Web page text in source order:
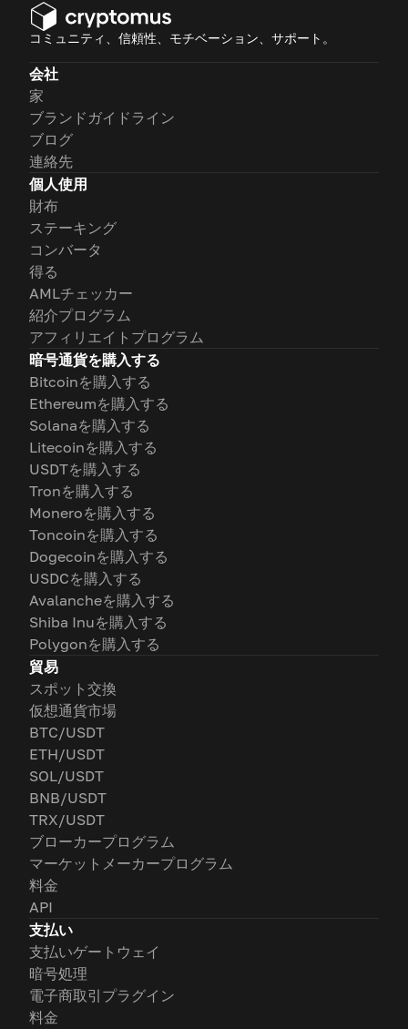
コミュニティ、信頼性、モチベーション、サポート。
会社
家
ブランドガイドライン
ブログ
連絡先
個人使用
財布
ステーキング
コンバータ
得る
AMLチェッカー
紹介プログラム
アフィリエイトプログラム
暗号通貨を購入する
Bitcoinを購入する
Ethereumを購入する
Solanaを購入する
Litecoinを購入する
USDTを購入する
Tronを購入する
Moneroを購入する
Toncoinを購入する
Dogecoinを購入する
USDCを購入する
Avalancheを購入する
Shiba Inuを購入する
Polygonを購入する
貿易
スポット交換
仮想通貨市場
BTC/USDT
ETH/USDT
SOL/USDT
BNB/USDT
TRX/USDT
ブローカープログラム
マーケットメーカープログラム
料金
API
支払い
支払いゲートウェイ
暗号処理
電子商取引プラグイン
料金